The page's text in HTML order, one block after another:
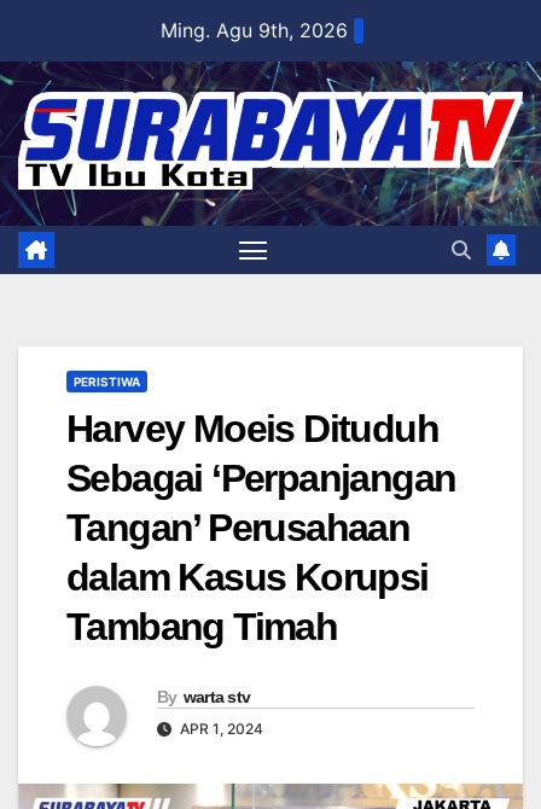
content
Ming. Agu 9th, 2026
PERISTIWA
Harvey Moeis Dituduh
Sebagai ‘Perpanjangan
Tangan’ Perusahaan
dalam Kasus Korupsi
Tambang Timah
By warta stv
APR 1, 2024